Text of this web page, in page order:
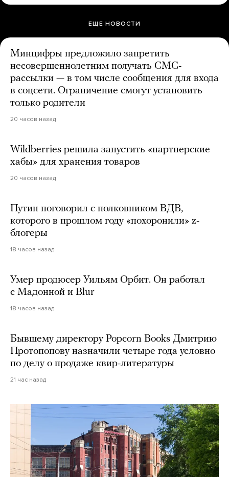
ЕЩЕ НОВОСТИ
Минцифры предложило запретить
несовершеннолетним получать СМС-
рассылки — в том числе сообщения для входа
в соцсети. Ограничение смогут установить
только родители
20 часов назад
Wildberries решила запустить «партнерские
хабы» для хранения товаров
20 часов назад
Путин поговорил с полковником ВДВ,
которого в прошлом году «похоронили» z-
блогеры
18 часов назад
Умер продюсер Уильям Орбит. Он работал
с Мадонной и Blur
18 часов назад
Бывшему директору Popcorn Books Дмитрию
Протопопову назначили четыре года условно
по делу о продаже квир-литературы
21 час назад